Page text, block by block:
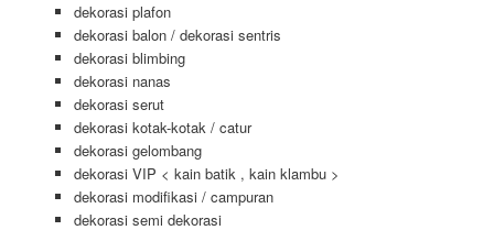
dekorasi plafon
dekorasi balon / dekorasi sentris
dekorasi blimbing
dekorasi nanas
dekorasi serut
dekorasi kotak-kotak / catur
dekorasi gelombang
dekorasi VIP < kain batik , kain klambu >
dekorasi modifikasi / campuran
dekorasi semi dekorasi